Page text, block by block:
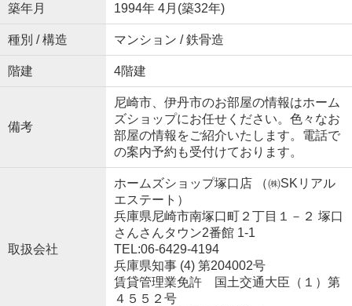
築年月 1994年 4月(築32年)
種別 / 構造 マンション / 鉄骨造
階建 4階建
備考
尼崎市、伊丹市のお部屋の情報はホーム
ズショップにお任せください。色々なお
部屋の情報をご紹介いたします。電話で
の案内予約も受付けております。
取扱会社
ホームズショップ塚口店 （㈱SKリアル
エステート）
兵庫県尼崎市南塚口町２丁目１－２ 塚口
さんさんタウン2番館 1-1
TEL:06-6429-4194
兵庫県知事 (4) 第204002号
賃貸管理業免許 国土交通大臣（１）第
４５５２号